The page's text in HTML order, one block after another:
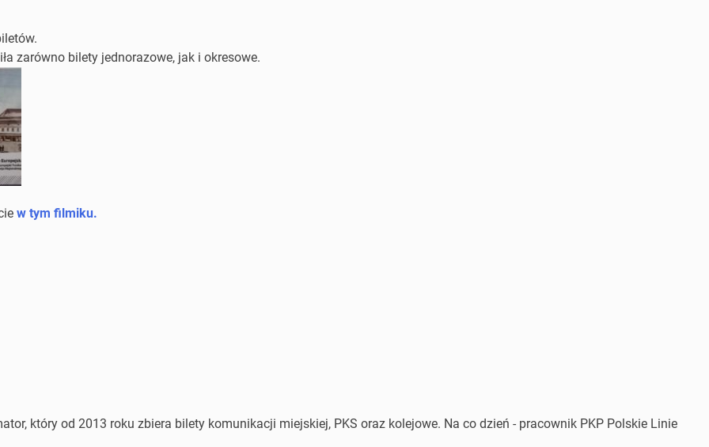
zarówno bilety jednorazowe, jak i okresowe.
w tym filmiku.
który od 2013 roku zbiera bilety komunikacji miejskiej, PKS oraz kolejowe. Na co dzień - pracownik PKP Polskie Linie